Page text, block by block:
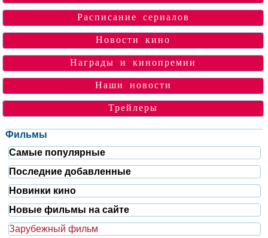
Расписание сериалов
Новости кино
Награды и кинопремии
Наши новости
Трейлеры
Фильмы
Самые популярные
Последние добавленные
Новинки кино
Новые фильмы на сайте
Зарубежный фильм